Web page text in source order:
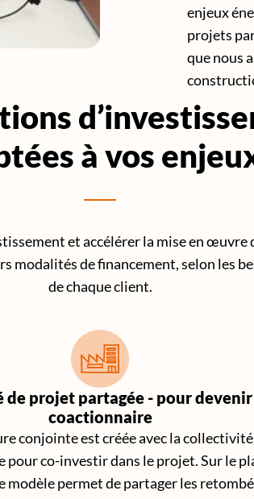
enjeux
projets
que nous
à vos
et accélérer la mise en œuvre
modalités de financement, selon les
de chaque client.
de projet partagée - pour devenir
coactionnaire
conjointe est créée avec la
pour co-investir dans le projet. Sur le
modèle permet de partager les